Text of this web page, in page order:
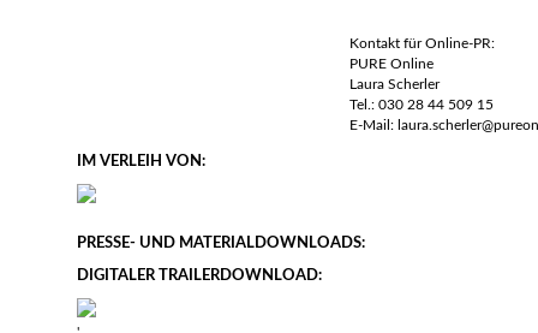
Kontakt für Online-PR:
PURE Online
Laura Scherler
Tel.: 030 28 44 509 15
E-Mail:
IM VERLEIH VON:
PRESSE- UND MATERIALDOWNLOADS:
DIGITALER TRAILERDOWNLOAD: